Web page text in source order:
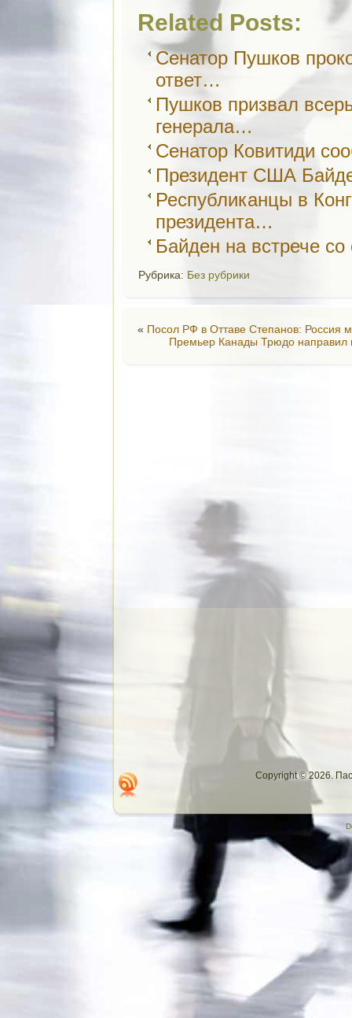
Related Posts:
Сенатор Пушков
ответ…
Пушков призвал
генерала…
Сенатор Ковитиди
Президент США
Республиканцы в
президента…
Байден на встрече
Рубрика: Без рубрики
« Посол РФ в Оттаве Степанов: Россия
Премьер Канады Трюдо направил
Copyright © 2026.